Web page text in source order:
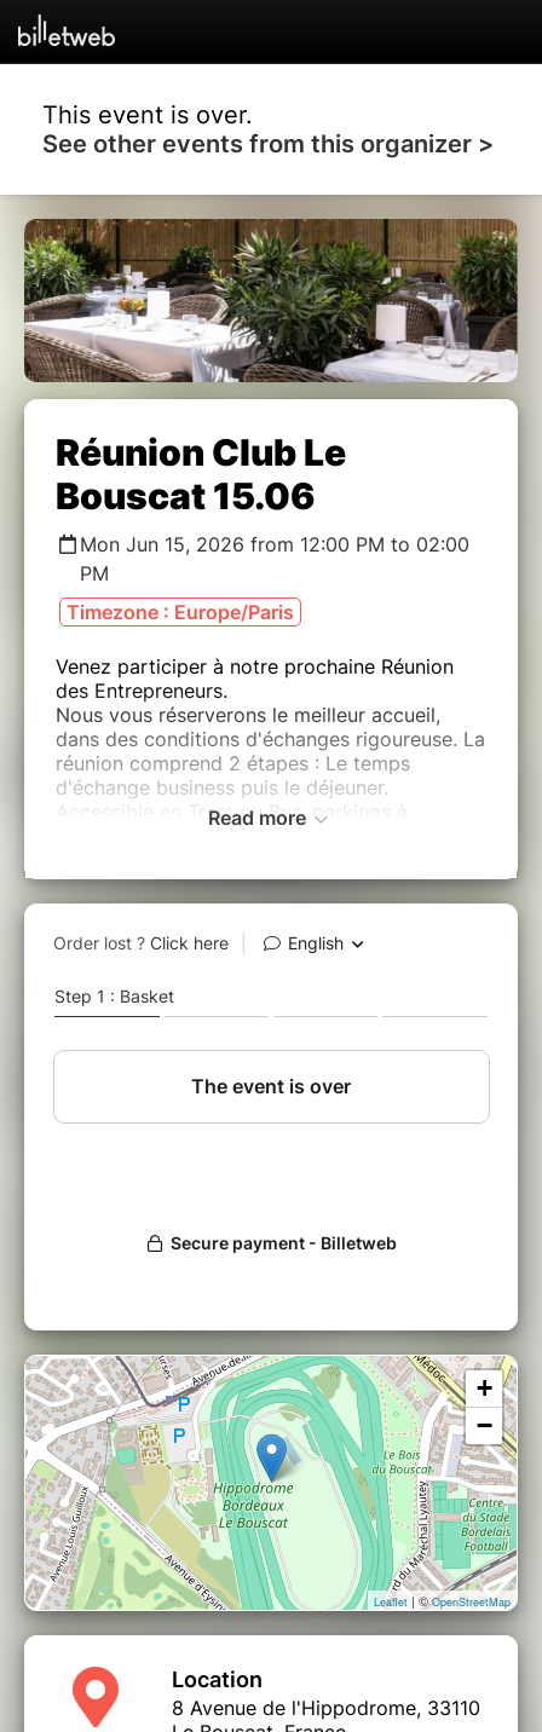
This event is over.
See other events from this organizer >
Réunion Club Le
Bouscat 15.06
Mon Jun 15, 2026 from 12:00 PM to 02:00
PM
Timezone : Europe/Paris
Venez participer à notre prochaine Réunion
des Entrepreneurs.
Nous vous réserverons le meilleur accueil,
dans des conditions d'échanges rigoureuse. La
réunion comprend 2 étapes : Le temps
d'échange business puis le déjeuner.
Accessible en Tram ou Bus, parkings à
vous garer tranquillement.
Au plaisir de nous retrouver en toute
convivialité, l'équipe RdE à votre écoute.
Read more
+
−
Leaflet | ©OpenStreetMap
Location
8 Avenue de l'Hippodrome, 33110